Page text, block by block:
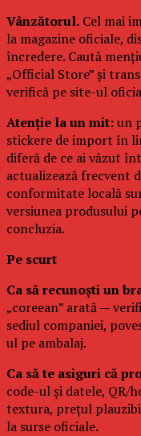
Vânzătorul. Cel mai
la magazine oficiale,
încredere. Caută
„Official Store” și
verifică pe site-ul
Atenție la un mit:un
stickere de import în
diferă de ce ai văzut
actualizează frecvent
conformitate locală
versiunea produsului
concluzia.
Pe scurt
Ca să recunoști un
„coreean” arată —
sediul companiei,
ul pe ambalaj.
Ca să te asiguri că
code-ul și datele, QR/
textura, prețul
la surse oficiale.